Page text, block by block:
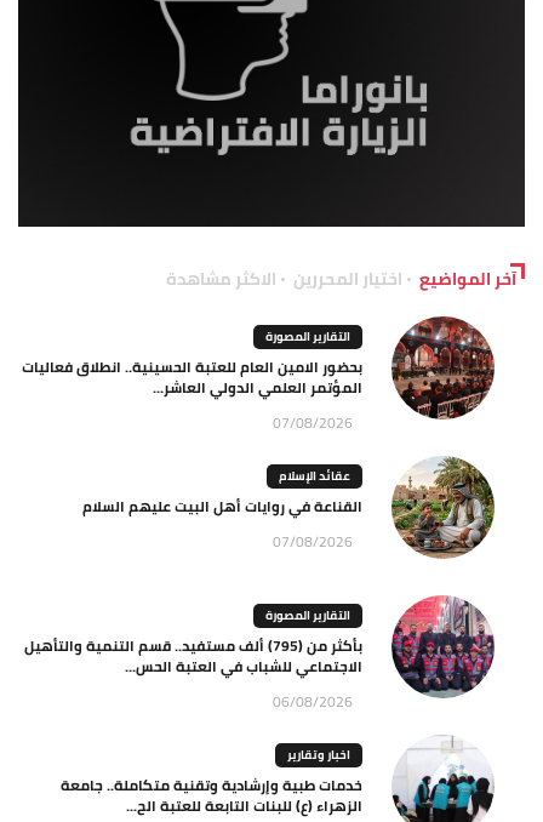
آخر المواضيع اختيار المحررين الاكثر مشاهدة
التقارير المصورة
بحضور الامين العام للعتبة الحسينية.. انطلاق فعاليات
المؤتمر العلمي الدولي العاشر...
07/08/2026
عقائد الإسلام
القناعة في روايات أهل البيت عليهم السلام
07/08/2026
التقارير المصورة
بأكثر من (795) ألف مستفيد.. قسم التنمية والتأهيل
الاجتماعي للشباب في العتبة الحس...
06/08/2026
اخبار وتقارير
خدمات طبية وإرشادية وتقنية متكاملة.. جامعة
الزهراء (ع) للبنات التابعة للعتبة الح...